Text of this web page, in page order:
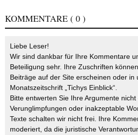
KOMMENTARE ( 0 )
Liebe Leser!
Wir sind dankbar für Ihre Kommentare
Beteiligung sehr. Ihre Zuschriften
Beiträge auf der Site erscheinen oder in
Monatszeitschrift „Tichys Einblick“.
Bitte entwerten Sie Ihre Argumente nicht
Verunglimpfungen oder inakzeptable
Texte schalten wir nicht frei. Ihre
moderiert, da die juristische